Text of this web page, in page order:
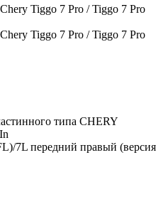
типа CHERY
7L передний правый (версия